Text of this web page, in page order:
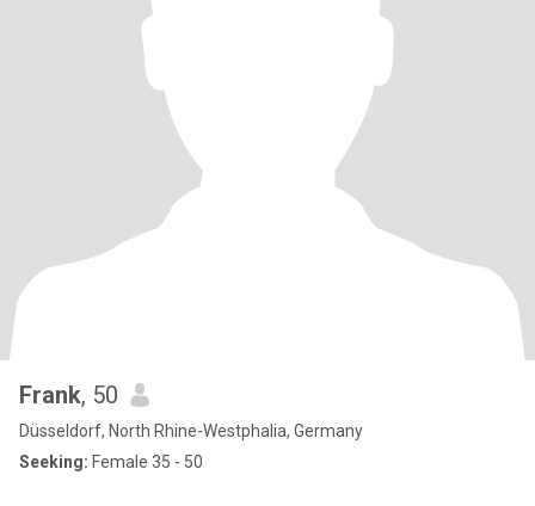
Frank, 50
Düsseldorf, North Rhine-Westphalia, Germany
Seeking: Female 35 - 50